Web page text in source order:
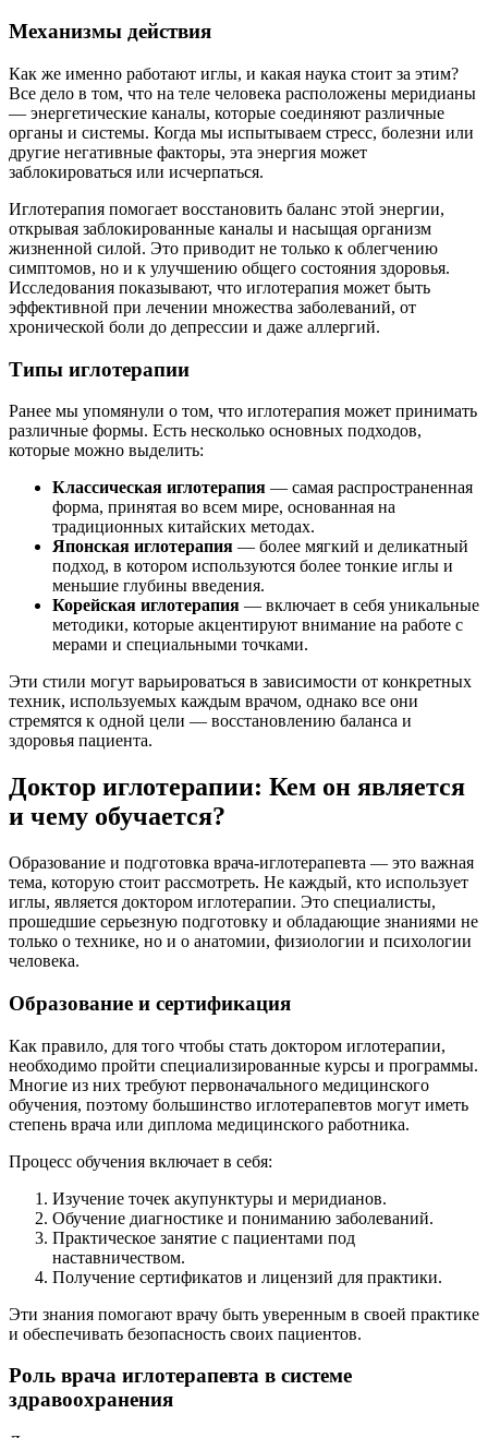
Механизмы действия
Как же именно работают иглы, и какая наука стоит за этим?
Все дело в том, что на теле человека расположены меридианы
— энергетические каналы, которые соединяют различные
органы и системы. Когда мы испытываем стресс, болезни или
другие негативные факторы, эта энергия может
заблокироваться или исчерпаться.
Иглотерапия помогает восстановить баланс этой энергии,
открывая заблокированные каналы и насыщая организм
жизненной силой. Это приводит не только к облегчению
симптомов, но и к улучшению общего состояния здоровья.
Исследования показывают, что иглотерапия может быть
эффективной при лечении множества заболеваний, от
хронической боли до депрессии и даже аллергий.
Типы иглотерапии
Ранее мы упомянули о том, что иглотерапия может принимать
различные формы. Есть несколько основных подходов,
которые можно выделить:
Классическая иглотерапия — самая распространенная
форма, принятая во всем мире, основанная на
традиционных китайских методах.
Японская иглотерапия — более мягкий и деликатный
подход, в котором используются более тонкие иглы и
меньшие глубины введения.
Корейская иглотерапия — включает в себя уникальные
методики, которые акцентируют внимание на работе с
мерами и специальными точками.
Эти стили могут варьироваться в зависимости от конкретных
техник, используемых каждым врачом, однако все они
стремятся к одной цели — восстановлению баланса и
здоровья пациента.
Доктор иглотерапии: Кем он является
и чему обучается?
Образование и подготовка врача-иглотерапевта — это важная
тема, которую стоит рассмотреть. Не каждый, кто использует
иглы, является доктором иглотерапии. Это специалисты,
прошедшие серьезную подготовку и обладающие знаниями не
только о технике, но и о анатомии, физиологии и психологии
человека.
Образование и сертификация
Как правило, для того чтобы стать доктором иглотерапии,
необходимо пройти специализированные курсы и программы.
Многие из них требуют первоначального медицинского
обучения, поэтому большинство иглотерапевтов могут иметь
степень врача или диплома медицинского работника.
Процесс обучения включает в себя:
Изучение точек акупунктуры и меридианов.
Обучение диагностике и пониманию заболеваний.
Практическое занятие с пациентами под
наставничеством.
Получение сертификатов и лицензий для практики.
Эти знания помогают врачу быть уверенным в своей практике
и обеспечивать безопасность своих пациентов.
Роль врача иглотерапевта в системе
здравоохранения